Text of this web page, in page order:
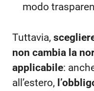
modo
Tuttavia,
non cambia la
applicabile:
all’estero,